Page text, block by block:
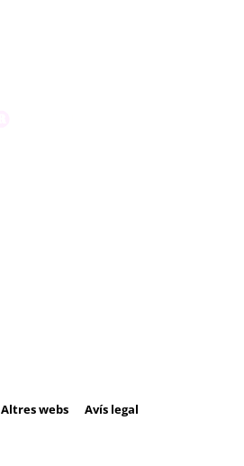
Altres webs Avís legal